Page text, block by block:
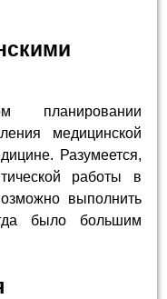
планировании
медицинской
Разумеется,
работы в
выполнить
было большим